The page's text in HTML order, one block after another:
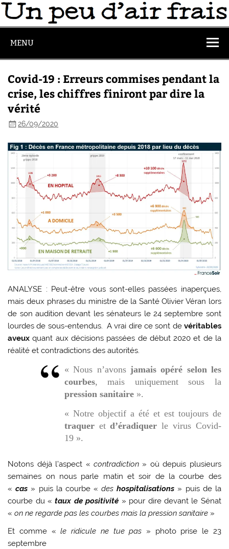
MENU
Covid-19 : Erreurs commises pendant la
crise, les chiffres finiront par dire la
vérité
26/09/2020
ANALYSE : Peut-être vous sont-elles passées inaperçues,
mais deux phrases du ministre de la Santé Olivier Véran lors
de son audition devant les sénateurs le 24 septembre sont
lourdes de sous-entendus. A vrai dire ce sont de véritables
aveux quant aux décisions passées de début 2020 et de la
réalité et contradictions des autorités.
«Nous n’avons jamais opéré selon les
courbes, mais uniquement sous la
pression sanitaire».
« Notre objectif a été et est toujours de
traqueretd’éradiquer le virus Covid-
19 ».
Notons déjà l’aspect « contradiction » où depuis plusieurs
semaines on nous parle matin et soir de la courbe des
«cas » puis la courbe «deshospitalisations » puis de la
courbe du «taux de positivité » pour dire devant le Sénat
«on ne regarde pas les courbes mais la pression sanitaire »
Et comme «le ridicule ne tue pas » photo prise le 23
septembre